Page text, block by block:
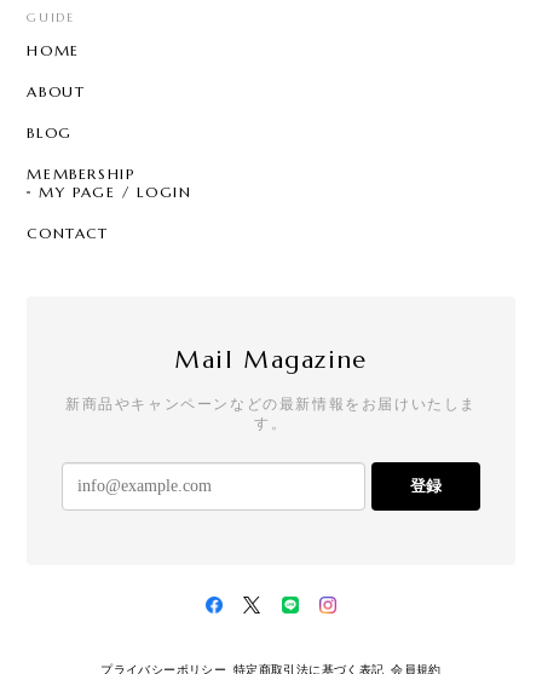
GUIDE
HOME
ABOUT
BLOG
MEMBERSHIP
MY PAGE / LOGIN
CONTACT
Mail Magazine
新商品やキャンペーンなどの最新情報をお届けいたしま
す。
登録
プライバシーポリシー 特定商取引法に基づく表記 会員規約